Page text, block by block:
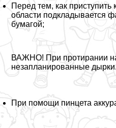
Перед тем, как
области подкладывается
бумагой;
ВАЖНО! При протирании
незапланированные дырки.
При помощи пинцета